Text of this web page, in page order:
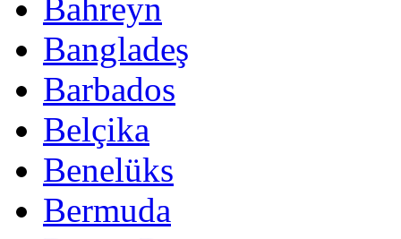
Bahreyn
Bangladeş
Barbados
Belçika
Benelüks
Bermuda